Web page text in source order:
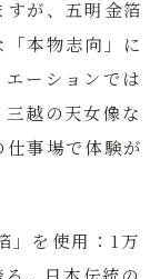
が、五明金箔
本物志向」に
ーションでは
越の天女像な
事場で体験が
」を使用： 1万